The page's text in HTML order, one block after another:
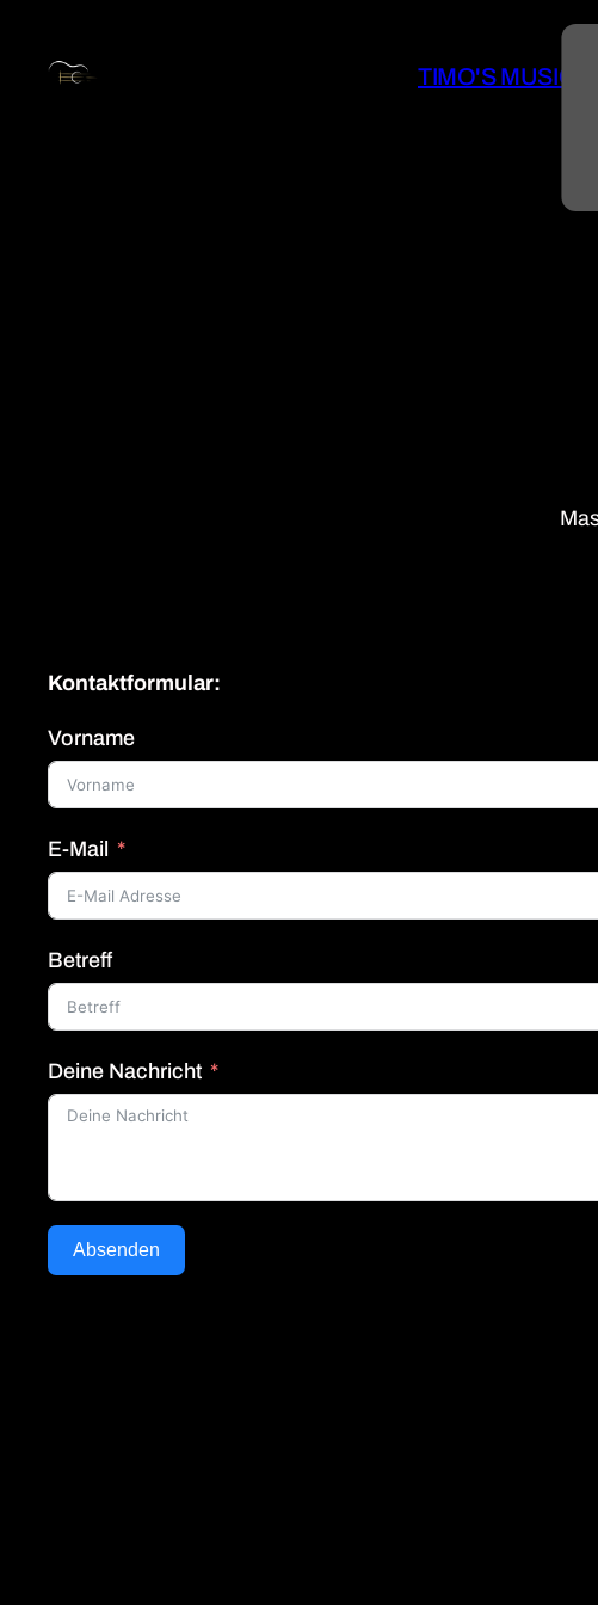
Inhalt
TIMO'S MUSIC
Kontaktformular:
Vorname
E-Mail
Betreff
Deine Nachricht
Absenden